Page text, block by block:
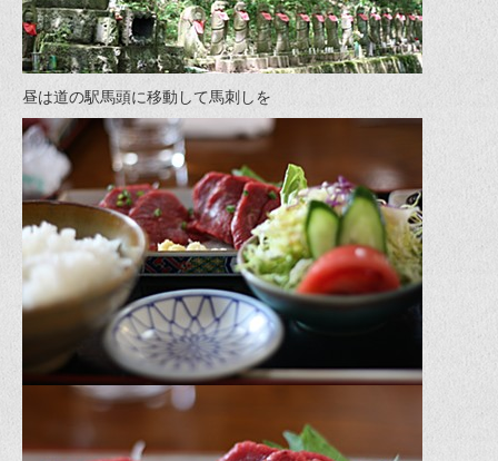
昼は道の駅馬頭に移動して馬刺しを